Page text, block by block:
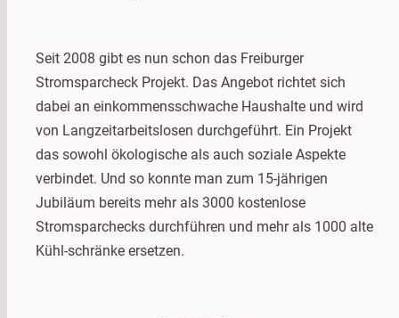
Seit 2008 gibt es nun schon das Freiburger
Stromsparcheck Projekt. Das Angebot richtet sich
dabei an einkommensschwache Haushalte und wird
von Langzeitarbeitslosen durchgeführt. Ein Projekt
das sowohl ökologische als auch soziale Aspekte
verbindet. Und so konnte man zum 15-jährigen
Jubiläum bereits mehr als 3000 kostenlose
Stromsparchecks durchführen und mehr als 1000 alte
Kühl-schränke ersetzen.